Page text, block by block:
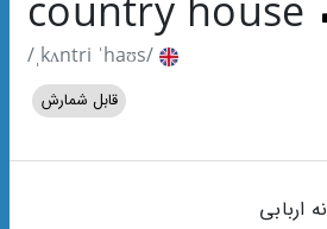
country house
/ˌkʌntri ˈhaʊs/
قابل شمارش
اربابی